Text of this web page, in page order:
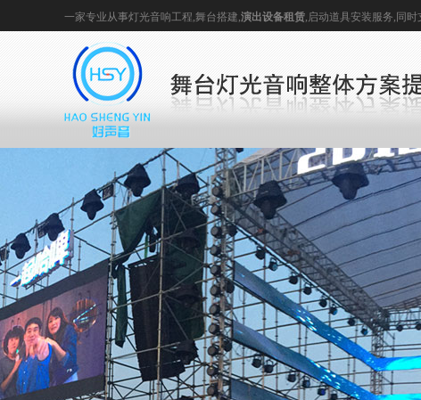
一家专业从事灯光音响工程,舞台搭建,演出设备租赁, 启动道具安装服务,同时